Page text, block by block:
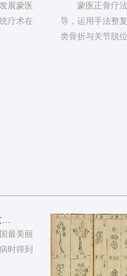
展蒙医
疗术在
蒙医正骨疗
导，运用手法整
类骨折与关节脱
最美丽
时得到